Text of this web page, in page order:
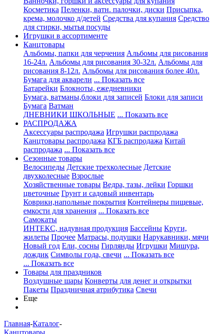
Косметика Пеленки, ватн. палочки, диски Присыпка,
крема, молочко д/детей Средства для купания Средство
для стирки, мытья посуды
Игрушки в ассортименте
Канцтовары
Альбомы, папки для черчения Альбомы для рисования
16-24л. Альбомы для рисования 30-32л. Альбомы для
рисования 8-12л. Альбомы для рисования более 40л.
Бумага для акварели ... Показать все
Батарейки Блокноты, ежедневники
Бумага, ватманы,блоки для записей Блоки для записи
Бумага Ватман
ДНЕВНИКИ ШКОЛЬНЫЕ ... Показать все
РАСПРОДАЖА
Аксессуары распродажа Игрушки распродажа
Канцтовары распродажа КГБ распродажа Китай
распродажа ... Показать все
Сезонные товары
Велосипеды Детские трехколесные Детские
двухколесные Взрослые
Хозяйственные товары Ведра, тазы, лейки Горшки
цветочные Грунт и садовый инвентарь
Коврики,напольные покрытия Контейнеры пищевые,
емкости для хранения ... Показать все
Самокаты
ИНТЕКС, надувная продукция Бассейны Круги,
жилеты Прочее Матрасы, подушки Нарукавники, мячи
Новый год Ели, сосны Гирлянды Игрушки Мишура,
дождик Символы года, свечи ... Показать все
... Показать все
Товары для праздников
Воздушные шары Конверты для денег и открытки
Пакеты Праздничная атрибутика Свечи
Еще
Главная-Каталог-
Канцтовары